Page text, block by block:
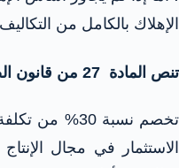
الإهلاك بالكامل من
تنص المادة 27 من قانون الضرائب :
تخصم نسبة
الاستثمار في مجال